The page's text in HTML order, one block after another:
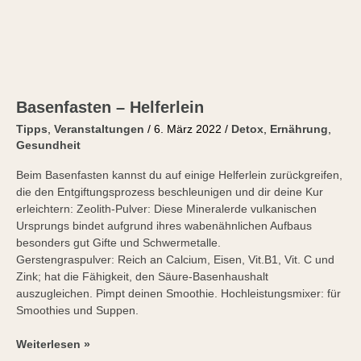
Basenfasten – Helferlein
Tipps, Veranstaltungen / 6. März 2022 / Detox, Ernährung,
Gesundheit
Beim Basenfasten kannst du auf einige Helferlein zurückgreifen,
die den Entgiftungsprozess beschleunigen und dir deine Kur
erleichtern: Zeolith-Pulver: Diese Mineralerde vulkanischen
Ursprungs bindet aufgrund ihres wabenähnlichen Aufbaus
besonders gut Gifte und Schwermetalle.
Gerstengraspulver: Reich an Calcium, Eisen, Vit.B1, Vit. C und
Zink; hat die Fähigkeit, den Säure-Basenhaushalt
auszugleichen. Pimpt deinen Smoothie. Hochleistungsmixer: für
Smoothies und Suppen.
Weiterlesen »